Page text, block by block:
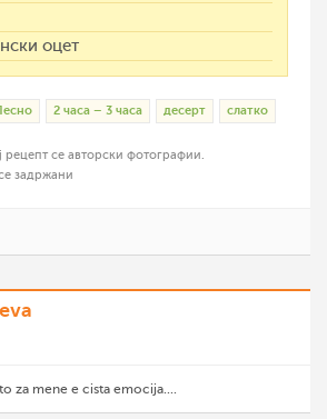
оцет
2 часа – 3 часа десерт слатко
рецепт се авторски фотографии.
задржани
za mene e cista emocija....